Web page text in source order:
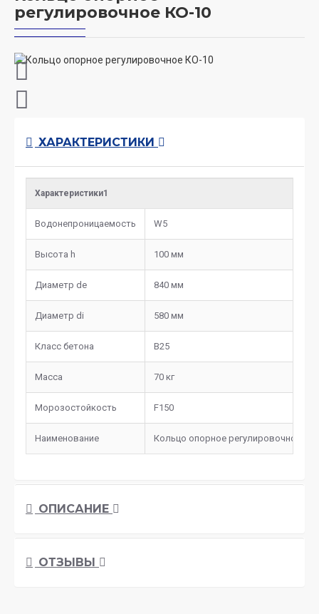
регулировочное КО-10
ХАРАКТЕРИСТИКИ
Характеристики1
Водонепроницаемость W5
Высота h 100 мм
Диаметр de 840 мм
Диаметр di 580 мм
Класс бетона В25
Масса 70 кг
Морозостойкость F150
Наименование Кольцо опорное регулировочное
ОПИСАНИЕ
ОТЗЫВЫ